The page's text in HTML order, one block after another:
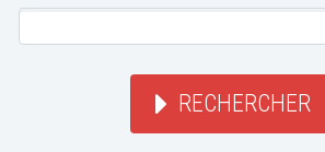
RECHERCHER